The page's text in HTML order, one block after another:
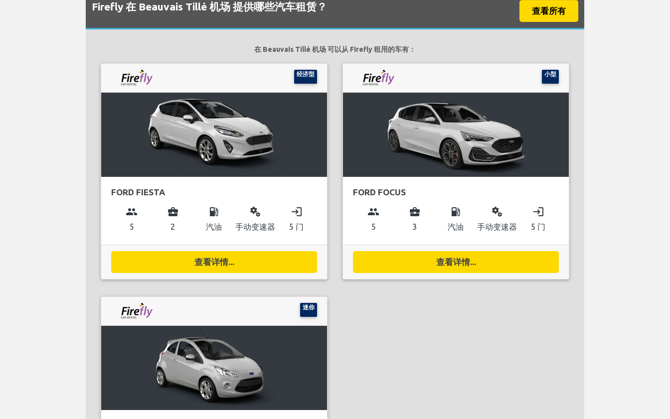
Firefly 在 Beauvais Tillé 机场 提供哪些汽车租赁？ 查看所有
在 Beauvais Tillé 机场 可以从 Firefly 租用的车有：
经济型
FORD FIESTA
group
5
business_center
2
local_gas_station
汽油
miscellaneous_services
手动变速器
login
5 门
查看详情...
小型
FORD FOCUS
group
5
business_center
3
local_gas_station
汽油
miscellaneous_services
手动变速器
login
5 门
查看详情...
迷你